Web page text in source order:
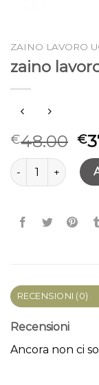
ZAINO LAVORO
zaino
€48.00 €
zaino lavoro
RECENSIONI (0)
Recensioni
Ancora non ci